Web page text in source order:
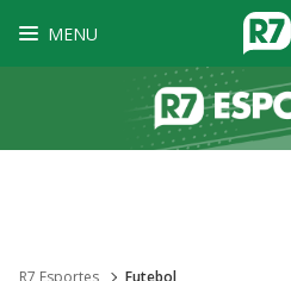
MENU
R7 Esportes Futebol